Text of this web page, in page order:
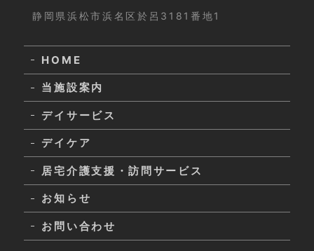
静岡県浜松市浜名区於呂3181番地1
HOME
当施設案内
デイサービス
デイケア
居宅介護支援・訪問サービス
お知らせ
お問い合わせ